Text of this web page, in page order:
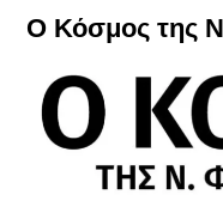
Μετάβαση
περιεχόμενο
Ο Κόσμος της